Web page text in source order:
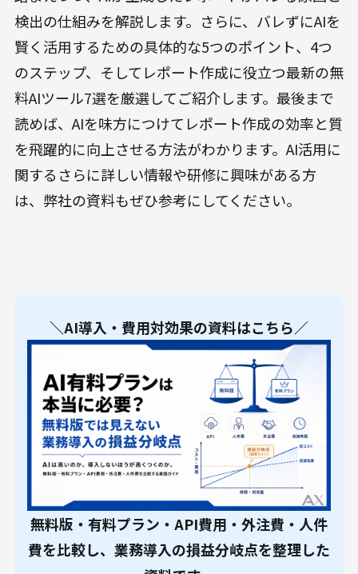
検出の仕組みを解説します。さらに、バレずにAIを
賢く活用するための具体的な5つのポイント、4つ
のステップ、そしてレポート作成に役立つ最新の無
料AIツール7選を厳選してご紹介します。最後まで
読めば、AIを味方につけてレポート作成の効率と質
を飛躍的に向上させる方法がわかります。AI活用に
関するさらに詳しい情報や研修に興味がある方
は、弊社の資料もぜひ参考にしてください。
＼AI導入・費用対効果の資料はこちら／
無料版・有料プラン・API費用・外注費・人件
費を比較し、業務導入の損益分岐点を整理した